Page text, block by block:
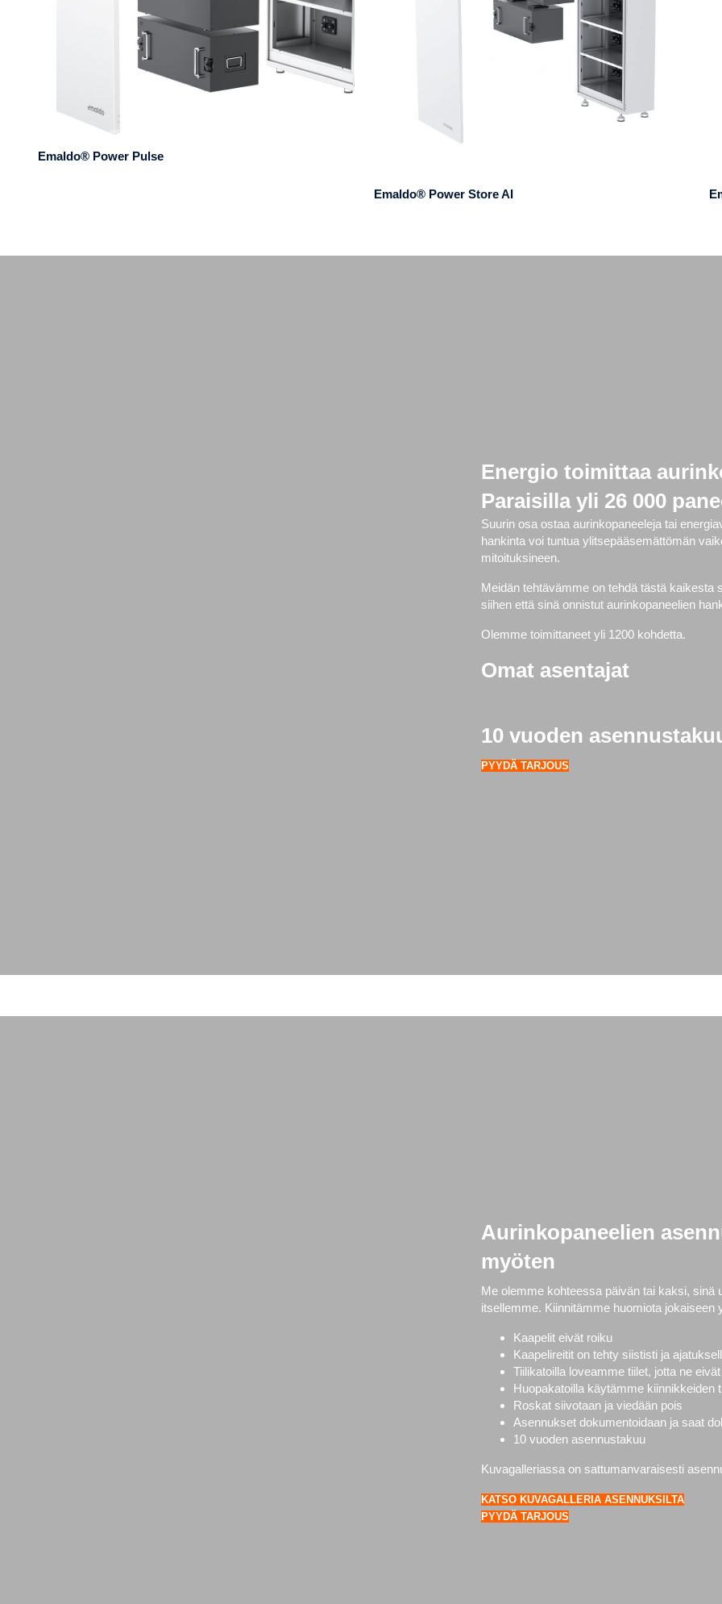
Emaldo® Power Pulse
Emaldo® Power Store AI
Energio toimittaa
Paraisilla yli 26 000
Suurin osa ostaa aurinkopaneeleja tai
hankinta voi tuntua ylitsepääsemättömän
mitoituksineen.
Meidän tehtävämme on tehdä tästä kaikesta
siihen että sinä onnistut aurinkopaneelien
Olemme toimittaneet yli 1200 kohdetta.
Omat asentajat
10 vuoden
PYYDÄ TARJOUS
Aurinkopaneelien
myöten
Me olemme kohteessa päivän tai kaksi,
itsellemme. Kiinnitämme huomiota
Kaapelit eivät roiku
Kaapelireitit on tehty siististi ja
Tiilikatoilla loveamme tiilet, jotta ne
Huopakatoilla käytämme
Roskat siivotaan ja viedään pois
Asennukset dokumentoidaan ja saat
10 vuoden asennustakuu
Kuvagalleriassa on sattumanvaraisesti
KATSO KUVAGALLERIA ASENNUKSILTA
PYYDÄ TARJOUS